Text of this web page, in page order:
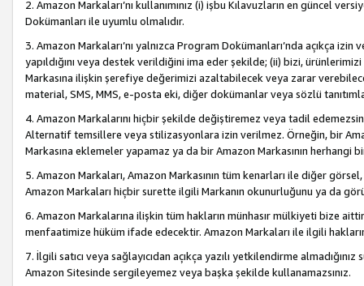
2. Amazon Markaları’nı kullanımınız (i) işbu Kılavuzların en güncel
Dokümanları ile uyumlu olmalıdır.
3. Amazon Markaları’nı yalnızca Program Dokümanları’nda açıkça
yapıldığını veya destek verildiğini ima eder şekilde; (ii) bizi,
Markasına ilişkin şerefiye değerimizi azaltabilecek veya zarar
material, SMS, MMS, e-posta eki, diğer dokümanlar veya sözlü
4. Amazon Markalarını hiçbir şekilde değiştiremez veya tadil
Alternatif temsillere veya stilizasyonlara izin verilmez. Örneğin, bir
Markasına eklemeler yapamaz ya da bir Amazon Markasının herhangi
5. Amazon Markaları, Amazon Markasının tüm kenarları ile diğer
Amazon Markaları hiçbir surette ilgili Markanın okunurluğunu ya da
6. Amazon Markalarına ilişkin tüm hakların münhasır mülkiyeti bize
menfaatimize hüküm ifade edecektir. Amazon Markaları ile ilgili
7. İlgili satıcı veya sağlayıcıdan açıkça yazılı yetkilendirme
Amazon Sitesinde sergileyemez veya başka şekilde kullanamazsınız.